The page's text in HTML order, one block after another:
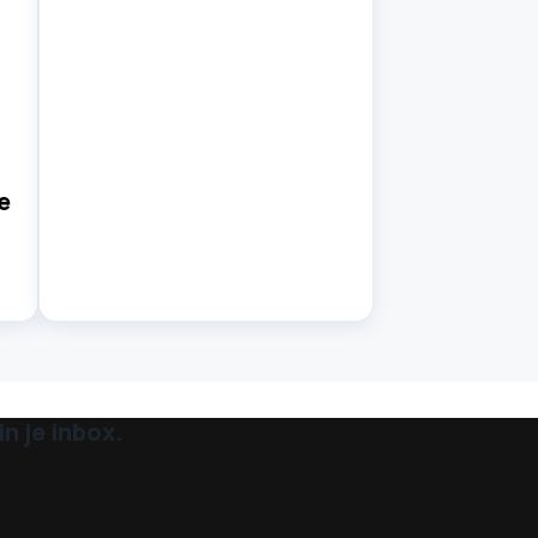
je inbox.